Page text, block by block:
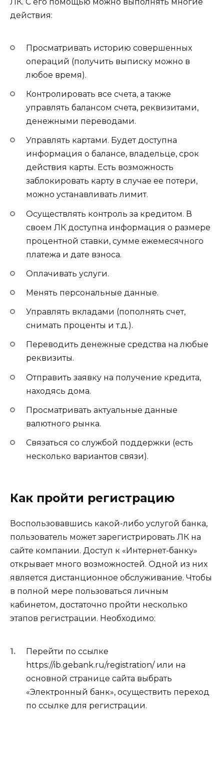
действия:
Просматривать историю совершенных
операций (получить выписку можно в
любое время).
Контролировать все счета, а также
управлять балансом счета, реквизитами,
денежными переводами.
Управлять картами. Будет доступна
информация о балансе, владельце, срок
действия карты. Есть возможность
заблокировать карту в случае ее потери,
можно устанавливать лимит.
Осуществлять контроль за кредитом. В
своем ЛК доступна информация о размере
процентной ставки, сумме ежемесячного
платежа и дате взноса.
Оплачивать услуги.
Менять персональные данные.
Управлять вкладами (пополнять счет,
снимать проценты и т.д.).
Переводить денежные средства на любые
реквизиты.
Отправить заявку на получение кредита,
находясь дома.
Просматривать актуальные данные
валютного рынка.
Связаться со службой поддержки (есть
несколько вариантов связи).
Как пройти регистрацию
Воспользовавшись какой-либо услугой банка,
пользователь может зарегистрировать ЛК на
сайте компании. Доступ к «Интернет-банку»
открывает много возможностей. Одной из них
является дистанционное обслуживание. Чтобы
в полной мере пользоваться личным
кабинетом, достаточно пройти несколько
этапов регистрации. Необходимо:
Перейти по ссылке
https://ib.gebank.ru/registration/или на
основной странице сайта выбрать
«Электронный банк», осуществить переход
по ссылке для регистрации.